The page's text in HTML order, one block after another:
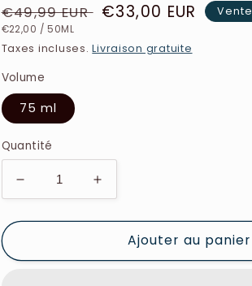
Prix
habituel
€49,99 EUR
Prix
€33,00 EUR
PRIX
€22,00 / PAR
50ML
Vente
Taxes incluses.Livraison gratuite
Volume
75 ml
Quantité
Réduire
la
quantité
Gris
Augmenter
la
quantité
Gris
Ajouter au panier